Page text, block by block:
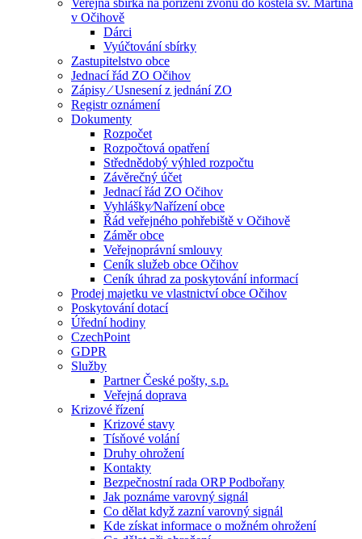
Veřejná sbírka na pořízení zvonů do kostela sv. Martina
v Očihově
Dárci
Vyúčtování sbírky
Zastupitelstvo obce
Jednací řád ZO Očihov
Zápisy ⁄ Usnesení z jednání ZO
Registr oznámení
Dokumenty
Rozpočet
Rozpočtová opatření
Střednědobý výhled rozpočtu
Závěrečný účet
Jednací řád ZO Očihov
Vyhlášky⁄Nařízení obce
Řád veřejného pohřebiště v Očihově
Záměr obce
Veřejnoprávní smlouvy
Ceník služeb obce Očihov
Ceník úhrad za poskytování informací
Prodej majetku ve vlastnictví obce Očihov
Poskytování dotací
Úřední hodiny
CzechPoint
GDPR
Služby
Partner České pošty, s.p.
Veřejná doprava
Krizové řízení
Krizové stavy
Tísňové volání
Druhy ohrožení
Kontakty
Bezpečnostní rada ORP Podbořany
Jak poznáme varovný signál
Co dělat když zazní varovný signál
Kde získat informace o možném ohrožení